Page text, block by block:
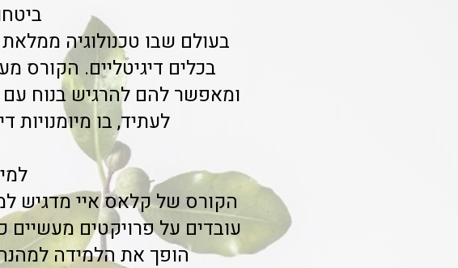
בעולם שבו טכנולוגיה
בכלים דיגיטליים. הקורס
ומאפשר להם להרגיש בנוח עם
לעתיד, בו מיומנויות
הקורס של קלאס איי מדגיש
עובדים על פרויקטים מעשיים
הופך את הלמידה